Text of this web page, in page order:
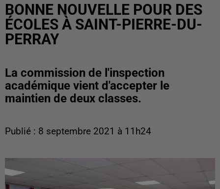
BONNE NOUVELLE POUR DES
ÉCOLES À SAINT-PIERRE-DU-
PERRAY
La commission de l'inspection
académique vient d'accepter le
maintien de deux classes.
Publié : 8 septembre 2021 à 11h24